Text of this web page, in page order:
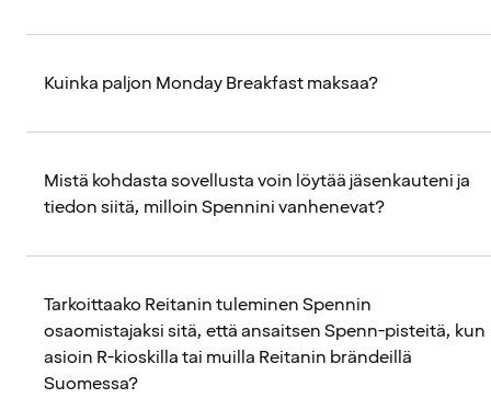
Kuinka paljon Monday Breakfast maksaa?
Mistä kohdasta sovellusta voin löytää jäsenkauteni ja
tiedon siitä, milloin Spennini vanhenevat?
Tarkoittaako Reitanin tuleminen Spennin
osaomistajaksi sitä, että ansaitsen Spenn-pisteitä, kun
asioin R-kioskilla tai muilla Reitanin brändeillä
Suomessa?